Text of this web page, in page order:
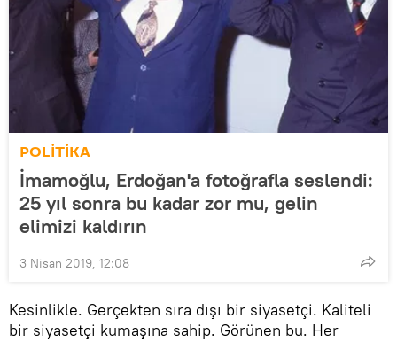
POLİTİKA
İmamoğlu, Erdoğan'a fotoğrafla seslendi:
25 yıl sonra bu kadar zor mu, gelin
elimizi kaldırın
3 Nisan 2019, 12:08
Kesinlikle. Gerçekten sıra dışı bir siyasetçi. Kaliteli
bir siyasetçi kumaşına sahip. Görünen bu. Her